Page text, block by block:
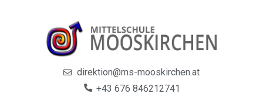
direktion@ms-mooskirchen.at
+43 676 846212741